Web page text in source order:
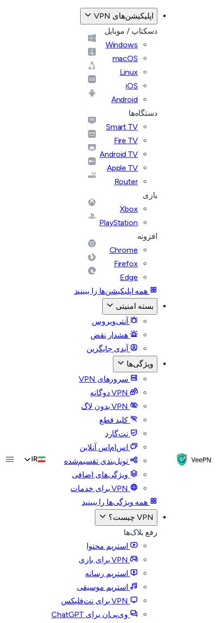
اپلیکیشن‌های VPN
دسکتاپ / موبایل
Windows
macOS
Linux
iOS
Android
دستگاه‌ها
Smart TV
Fire TV
Android TV
Apple TV
Router
بازی
Xbox
PlayStation
افزونه
Chrome
Firefox
Edge
همه اپلیکیشن‌ها را ببینید
بسته امنیتی
آنتی‌ویروس
هشدار نقض
آیدی جایگزین
ویژگی‌ها
سرورهای VPN
VPN دوگانه
VPN بدون لاگ
کلید قطع
نت‌گارد
اس‌ام‌اس آنلاین
تونل‌بندی تقسیم‌شده
ویژگی‌های اضافی
VPN برای خدمات
همه ویژگی‌ها را ببینید
VPN چیست؟
رفع بلاک‌ها
استریم محتوا
VPN برای بازی
استریم رسانه
استریم موسیقی
VPN برای نت‌فلیکس
وی‌پی‌ان برای ChatGPT
IR